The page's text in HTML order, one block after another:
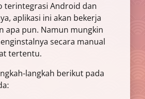
terintegrasi Android dan
aplikasi ini akan bekerja
apa pun. Namun mungkin
secara manual
tertentu.
langkah berikut pada